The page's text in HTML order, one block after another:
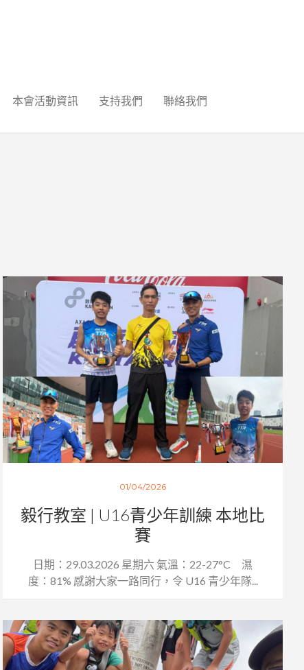
本會活動資訊 支持我們
聯絡我們
01/04/2026
毅行教室 | U16青少年訓練 本地比
賽
日期：29.03.2026 星期六 氣溫：22-27°C 濕
度：81% 感謝大家一路同行，令 U16 青少年隊...